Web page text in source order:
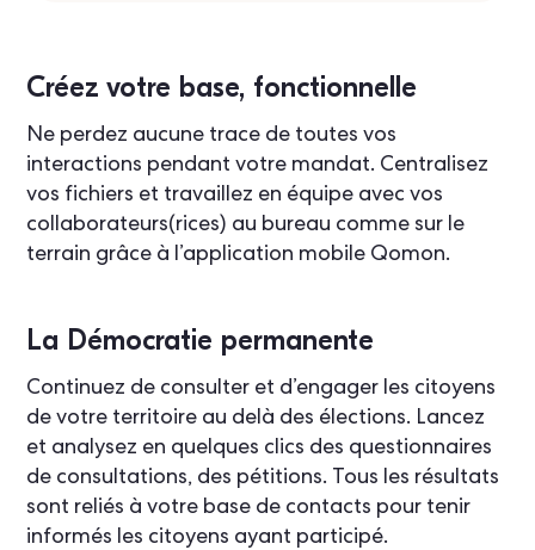
Créez votre base, fonctionnelle
Ne perdez aucune trace de toutes vos
interactions pendant votre mandat. Centralisez
vos fichiers et travaillez en équipe avec vos
collaborateurs(rices) au bureau comme sur le
terrain grâce à l’application mobile Qomon.
La Démocratie permanente
Continuez de consulter et d’engager les citoyens
de votre territoire au delà des élections. Lancez
et analysez en quelques clics des questionnaires
de consultations, des pétitions. Tous les résultats
sont reliés à votre base de contacts pour tenir
informés les citoyens ayant participé.